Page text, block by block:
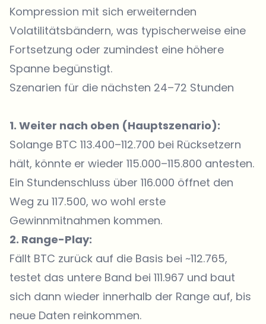
Kompression mit sich erweiternden
Volatilitätsbändern, was typischerweise eine
Fortsetzung oder zumindest eine höhere
Spanne begünstigt.
Szenarien für die nächsten 24–72 Stunden
1. Weiter nach oben (Hauptszenario):
Solange BTC 113.400–112.700 bei Rücksetzern
hält, könnte er wieder 115.000–115.800 antesten.
Ein Stundenschluss über 116.000 öffnet den
Weg zu 117.500, wo wohl erste
Gewinnmitnahmen kommen.
2. Range-Play:
Fällt BTC zurück auf die Basis bei ~112.765,
testet das untere Band bei 111.967 und baut
sich dann wieder innerhalb der Range auf, bis
neue Daten reinkommen.